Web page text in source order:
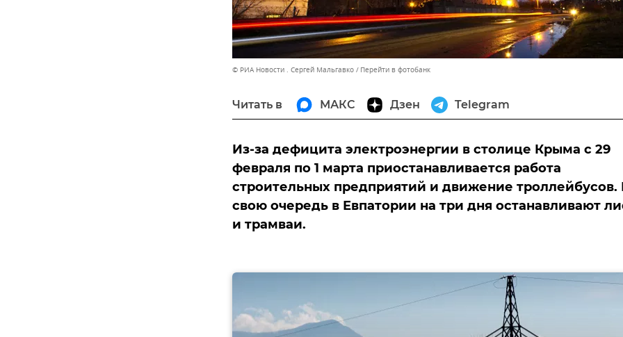
© РИА Новости . Сергей Мальгавко Перейти в фотобанк
Читать в МАКС Дзен Telegram
Из-за дефицита электроэнергии в столице Крыма с 29
февраля по 1 марта приостанавливается работа
строительных предприятий и движение троллейбусов.
свою очередь в Евпатории на три дня останавливают
и трамваи.